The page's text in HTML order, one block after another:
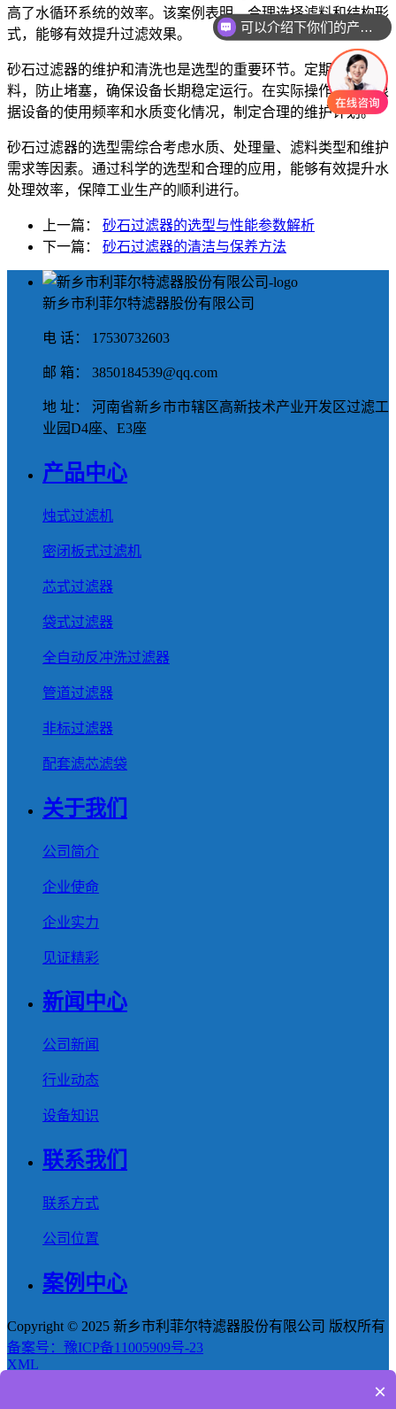
高了水循环系统的效率。该案例表明，合理选择滤料和结构形
式，能够有效提升过滤效果。
砂石过滤器的维护和清洗也是选型的重要环节。定期清理滤
料，防止堵塞，确保设备长期稳定运行。在实际操作中，应根
据设备的使用频率和水质变化情况，制定合理的维护计划。
砂石过滤器的选型需综合考虑水质、处理量、滤料类型和维护
需求等因素。通过科学的选型和合理的应用，能够有效提升水
处理效率，保障工业生产的顺利进行。
上一篇： 砂石过滤器的选型与性能参数解析
下一篇： 砂石过滤器的清洁与保养方法
新乡市利菲尔特滤器股份有限公司
电 话： 17530732603
邮 箱： 3850184539@qq.com
地 址： 河南省新乡市市辖区高新技术产业开发区过滤工
业园D4座、E3座
产品中心
烛式过滤机
密闭板式过滤机
芯式过滤器
袋式过滤器
全自动反冲洗过滤器
管道过滤器
非标过滤器
配套滤芯滤袋
关于我们
公司简介
企业使命
企业实力
见证精彩
新闻中心
公司新闻
行业动态
设备知识
联系我们
联系方式
公司位置
案例中心
Copyright © 2025 新乡市利菲尔特滤器股份有限公司 版权所有
备案号：豫ICP备11005909号-23
XML
可以介绍下你们的产品么
×